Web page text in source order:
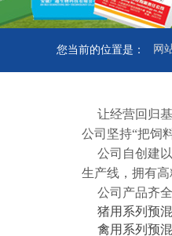
网
您当前的位置是：
让经营回归
公司坚持“把饲
公司自创建
生产线，拥有
公司产品齐
猪用系列预混
禽用系列预混